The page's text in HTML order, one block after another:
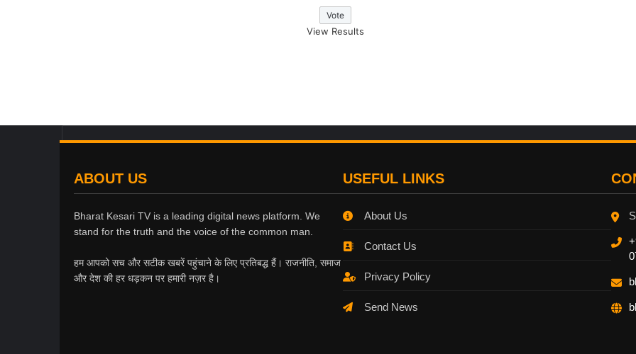
View Results
ABOUT US
Bharat Kesari TV is a leading digital news platform. We
stand for the truth and the voice of the common man.
हम आपको सच और सटीक खबरें पहुंचाने के लिए प्रतिबद्ध हैं। राजनीति, समाज
और देश की हर धड़कन पर हमारी नज़र है।
USEFUL LINKS
About Us
Contact Us
Privacy Policy
Send News